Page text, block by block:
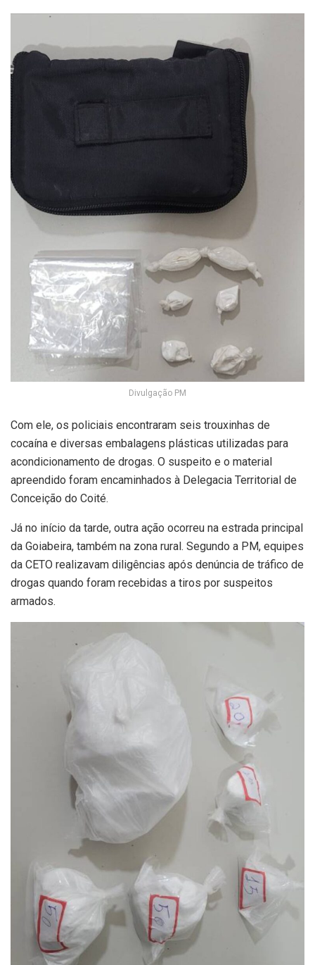
Divulgação PM
Com ele, os policiais encontraram seis trouxinhas de
cocaína e diversas embalagens plásticas utilizadas para
acondicionamento de drogas. O suspeito e o material
apreendido foram encaminhados à Delegacia Territorial de
Conceição do Coité.
Já no início da tarde, outra ação ocorreu na estrada principal
da Goiabeira, também na zona rural. Segundo a PM, equipes
da CETO realizavam diligências após denúncia de tráfico de
drogas quando foram recebidas a tiros por suspeitos
armados.